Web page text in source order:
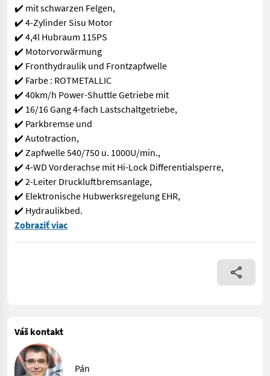
✔️ mit schwarzen Felgen,
✔️ 4-Zylinder Sisu Motor
✔️ 4,4l Hubraum 115PS
✔️ Motorvorwärmung
✔️ Fronthydraulik und Frontzapfwelle
✔️ Farbe : ROTMETALLIC
✔️ 40km/h Power-Shuttle Getriebe mit
✔️ 16/16 Gang 4-fach Lastschaltgetriebe,
✔️ Parkbremse und
✔️ Autotraction,
✔️ Zapfwelle 540/750 u. 1000U/min.,
✔️ 4-WD Vorderachse mit Hi-Lock Differentialsperre,
✔️ 2-Leiter Druckluftbremsanlage,
✔️ Elektronische Hubwerksregelung EHR,
✔️ Hydraulikbed.
✨ VALTRA Traktor - AKTION ✔️ Modell : A 115 H4 ✔️ in
Zobraziť viac
Váš kontakt
Pán